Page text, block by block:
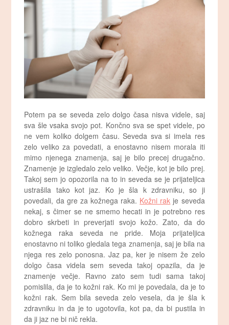
Potem pa se seveda zelo dolgo časa nisva videle, saj
sva šle vsaka svojo pot. Končno sva se spet videle, po
ne vem koliko dolgem času. Seveda sva si imela res
zelo veliko za povedati, a enostavno nisem morala iti
mimo njenega znamenja, saj je bilo precej drugačno.
Znamenje je izgledalo zelo veliko. Večje, kot je bilo prej.
Takoj sem jo opozorila na to in seveda se je prijateljica
ustrašila tako kot jaz. Ko je šla k zdravniku, so ji
povedali, da gre za kožnega raka. Kožni rak je seveda
nekaj, s čimer se ne smemo hecati in je potrebno res
dobro skrbeti in preverjati svojo kožo. Zato, da do
kožnega raka seveda ne pride. Moja prijateljica
enostavno ni toliko gledala tega znamenja, saj je bila na
njega res zelo ponosna. Jaz pa, ker je nisem že zelo
dolgo časa videla sem seveda takoj opazila, da je
znamenje večje. Ravno zato sem tudi sama takoj
pomislila, da je to kožni rak. Ko mi je povedala, da je to
kožni rak. Sem bila seveda zelo vesela, da je šla k
zdravniku in da je to ugotovila, kot pa, da bi pustila in
da ji jaz ne bi nič rekla.